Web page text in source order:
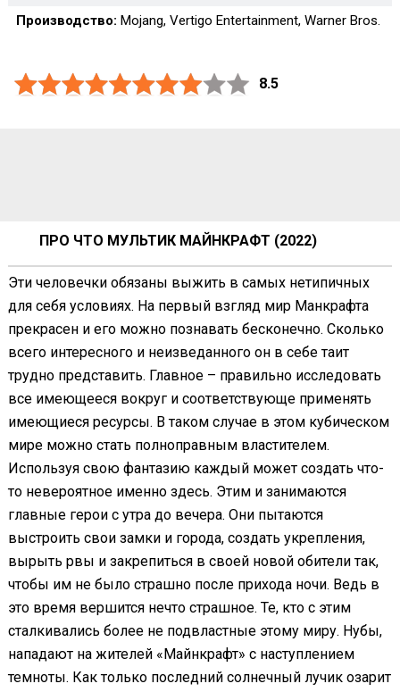
Производство: Mojang, Vertigo Entertainment, Warner Bros.
8.5
ПРО ЧТО МУЛЬТИК МАЙНКРАФТ (2022)
Эти человечки обязаны выжить в самых нетипичных
для себя условиях. На первый взгляд мир Манкрафта
прекрасен и его можно познавать бесконечно. Сколько
всего интересного и неизведанного он в себе таит
трудно представить. Главное – правильно исследовать
все имеющееся вокруг и соответствующе применять
имеющиеся ресурсы. В таком случае в этом кубическом
мире можно стать полноправным властителем.
Используя свою фантазию каждый может создать что-
то невероятное именно здесь. Этим и занимаются
главные герои с утра до вечера. Они пытаются
выстроить свои замки и города, создать укрепления,
вырыть рвы и закрепиться в своей новой обители так,
чтобы им не было страшно после прихода ночи. Ведь в
это время вершится нечто страшное. Те, кто с этим
сталкивались более не подвластные этому миру. Нубы,
нападают на жителей «Майнкрафт» с наступлением
темноты. Как только последний солнечный лучик озарит